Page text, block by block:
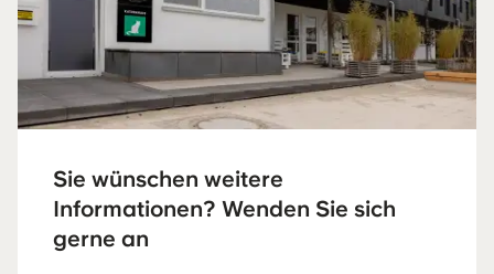
Sie wünschen weitere
Informationen? Wenden Sie sich
gerne an